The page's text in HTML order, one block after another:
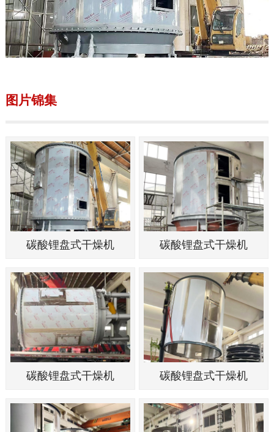
图片锦集
碳酸锂盘式干燥机 碳酸锂盘式干燥机
碳酸锂盘式干燥机 碳酸锂盘式干燥机